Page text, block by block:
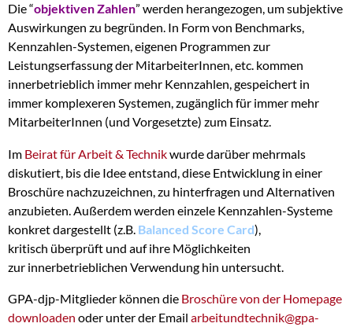
Die “objektiven Zahlen” werden herangezogen, um subjektive
Auswirkungen zu begründen. In Form von Benchmarks,
Kennzahlen-Systemen, eigenen Programmen zur
Leistungserfassung der MitarbeiterInnen, etc. kommen
innerbetrieblich immer mehr Kennzahlen, gespeichert in
immer komplexeren Systemen, zugänglich für immer mehr
MitarbeiterInnen (und Vorgesetzte) zum Einsatz.
Im Beirat für Arbeit & Technikwurde darüber mehrmals
diskutiert, bis die Idee entstand, diese Entwicklung in einer
Broschüre nachzuzeichnen, zu hinterfragen und Alternativen
anzubieten. Außerdem werden einzele Kennzahlen-Systeme
konkret dargestellt (z.B. Balanced Score Card),
kritisch überprüft und auf ihre Möglichkeiten
zur innerbetrieblichen Verwendung hin untersucht.
GPA-djp-Mitglieder können die Broschüre von der Homepage
downloaden oder unter der Email arbeitundtechnik@gpa-